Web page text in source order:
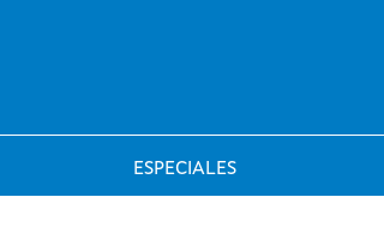
ESPECIALES